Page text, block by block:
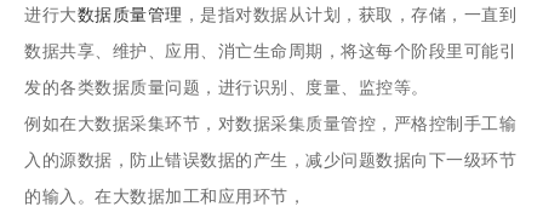
进行大数据质量管理 ，是指对数据从计划，获取，存储，一直到
数据共享、维护、应用、消亡生命周期，将这每个阶段里可能引
发的各类数据质量问题，进行识别、度量、监控等。
例如在大数据采集环节，对数据采集质量管控，严格控制手工输
入的源数据，防止错误数据的产生，减少问题数据向下一级环节
的输入。在大数据加工和应用环节，